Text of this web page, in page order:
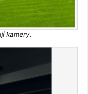
kamery.